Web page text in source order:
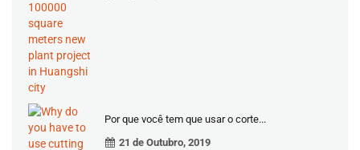
Por que você tem que usar o corte...
21 de Outubro, 2019